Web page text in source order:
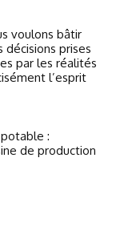
voulons bâtir
décisions prises
par les réalités
l’esprit
:
de production